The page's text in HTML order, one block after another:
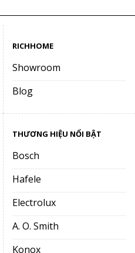
RICHHOME
Showroom
Blog
THƯƠNG HIỆU NỔI BẬT
Bosch
Hafele
Electrolux
A. O. Smith
Konox